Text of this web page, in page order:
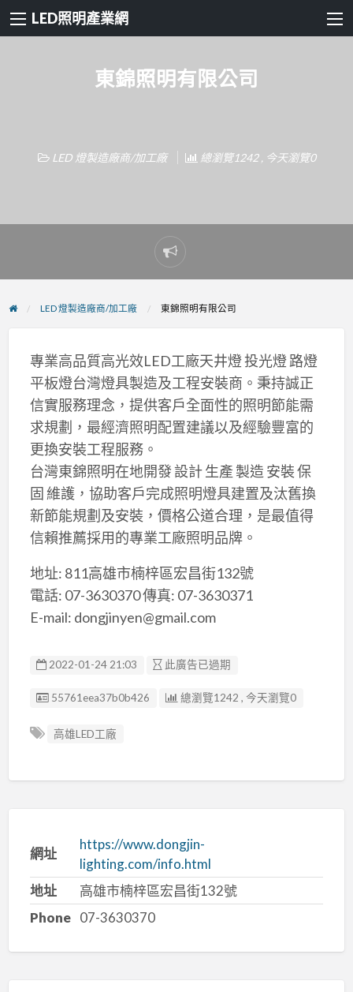
LED照明產業網
東錦照明有限公司
LED 燈製造廠商/加工廠 總瀏覽1242 , 今天瀏覽0
Report
problem
LED 燈製造廠商/加工廠 東錦照明有限公司
專業高品質高光效LED工廠天井燈 投光燈 路燈
平板燈台灣燈具製造及工程安裝商。秉持誠正
信實服務理念，提供客戶全面性的照明節能需
求規劃，最經濟照明配置建議以及經驗豐富的
更換安裝工程服務。
台灣東錦照明在地開發 設計 生產 製造 安裝 保
固 維護，協助客戶完成照明燈具建置及汰舊換
新節能規劃及安裝，價格公道合理，是最值得
信賴推薦採用的專業工廠照明品牌。
地址: 811高雄市楠梓區宏昌街132號
電話: 07-3630370 傳真: 07-3630371
E-mail: dongjinyen@gmail.com
2022-01-24 21:03 此廣告已過期
廣告编號
55761eea37b0b426 總瀏覽1242 , 今天瀏覽0
高雄LED工廠
網址
https://www.dongjin-
lighting.com/info.html
地址
高雄市楠梓區宏昌街132號
Phone 07-3630370